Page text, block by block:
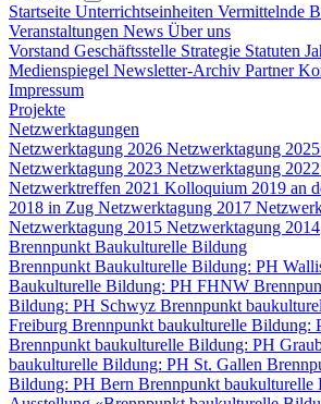
Startseite Unterrichtseinheiten Vermittelnde
Veranstaltungen News Über uns
Vorstand Geschäftsstelle Strategie Statuten
Medienspiegel Newsletter-Archiv Partner
Impressum
Projekte
Netzwerktagungen
Netzwerktagung 2026 Netzwerktagung 2025
Netzwerktagung 2023 Netzwerktagung 2022
Netzwerktreffen 2021 Kolloquium 2019 an
2018 in Zug Netzwerktagung 2017
Netzwerktagung 2015 Netzwerktagung 2014
Brennpunkt Baukulturelle Bildung
Brennpunkt Baukulturelle Bildung: PH
Baukulturelle Bildung: PH FHNW
Bildung: PH Schwyz Brennpunkt
Freiburg Brennpunkt baukulturelle Bildung:
Brennpunkt baukulturelle Bildung: PH
baukulturelle Bildung: PH St. Gallen
Bildung: PH Bern Brennpunkt